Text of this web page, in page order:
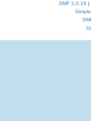
SMF 2.0.19 |